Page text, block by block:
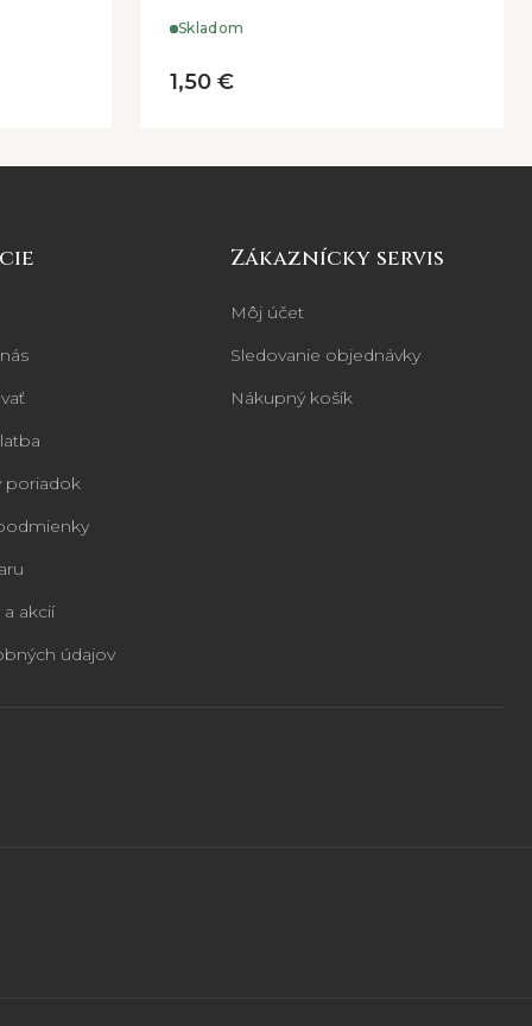
Skladom
1,50 €
poriadok
a akcií
údajov
Zákaznícky servis
Môj účet
Sledovanie objednávky
Nákupný košík